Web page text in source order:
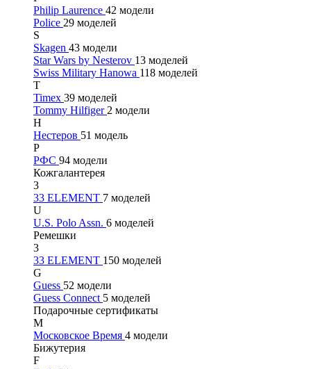
Philip Laurence 42 модели
Police 29 моделей
S
Skagen 43 модели
Star Wars by Nesterov 13 моделей
Swiss Military Hanowa 118 моделей
T
Timex 39 моделей
Tommy Hilfiger 2 модели
Н
Нестеров 51 модель
Р
РФС 94 модели
Кожгалантерея
3
33 ELEMENT 7 моделей
U
U.S. Polo Assn. 6 моделей
Ремешки
3
33 ELEMENT 150 моделей
G
Guess 52 модели
Guess Connect 5 моделей
Подарочные сертификаты
М
Московское Время 4 модели
Бижутерия
F